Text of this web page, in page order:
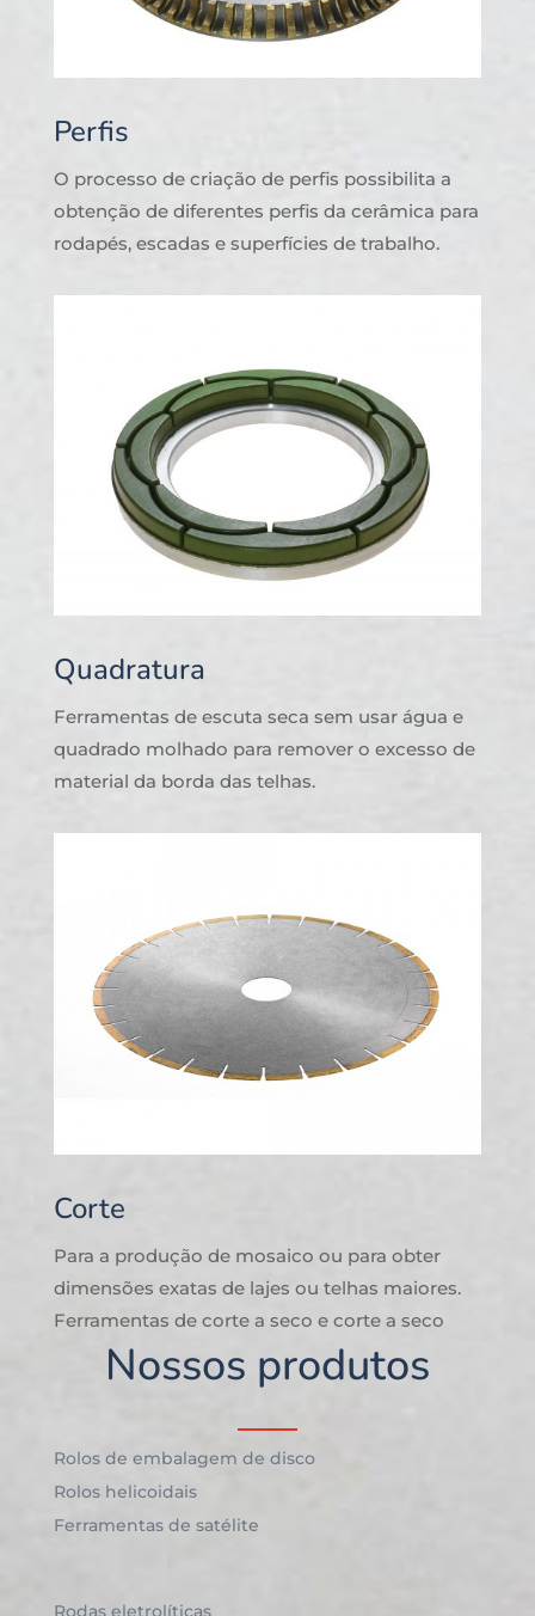
Perfis
O processo de criação de perfis possibilita a
obtenção de diferentes perfis da cerâmica para
rodapés, escadas e superfícies de trabalho.
Quadratura
Ferramentas de escuta seca sem usar água e
quadrado molhado para remover o excesso de
material da borda das telhas.
Corte
Para a produção de mosaico ou para obter
dimensões exatas de lajes ou telhas maiores.
Ferramentas de corte a seco e corte a seco
Nossos produtos
Rolos de embalagem de disco
Rolos helicoidais
Ferramentas de satélite
Rodas eletrolíticas